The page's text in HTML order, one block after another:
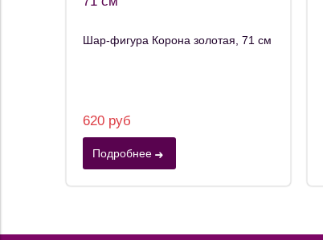
Шар-фигура Корона золотая, 71 см
620 руб
Подробнее